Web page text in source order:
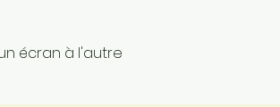
écran à l'autre